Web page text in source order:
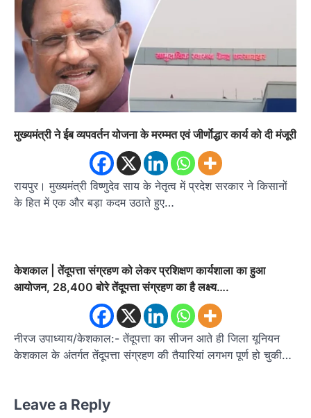
मुख्यमंत्री ने ईब व्यपवर्तन योजना के मरम्मत एवं जीर्णाेद्धार कार्य को दी मंजूरी
रायपुर। मुख्यमंत्री विष्णुदेव साय के नेतृत्व में प्रदेश सरकार ने किसानों
के हित में एक और बड़ा कदम उठाते हुए…
केशकाल | तेंदूपत्ता संग्रहण को लेकर प्रशिक्षण कार्यशाला का हुआ
आयोजन, 28,400 बोरे तेंदूपत्ता संग्रहण का है लक्ष्य….
नीरज उपाध्याय/केशकाल:- तेंदूपत्ता का सीजन आते ही जिला यूनियन
केशकाल के अंतर्गत तेंदूपत्ता संग्रहण की तैयारियां लगभग पूर्ण हो चुकी…
Leave a Reply